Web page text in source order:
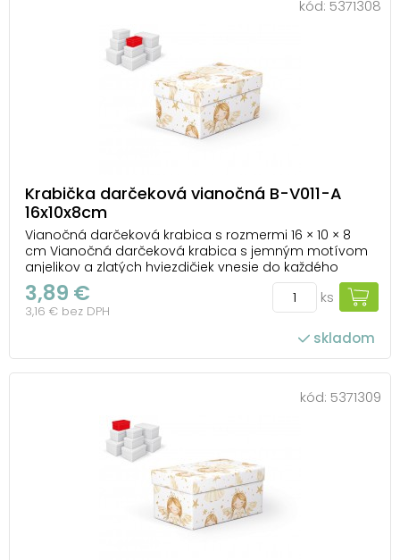
kód: 5371308
Krabička darčeková vianočná B-V011-A
16x10x8cm
Vianočná darčeková krabica s rozmermi 16 × 10 × 8
cm Vianočná darčeková krabica s jemným motívom
anjelikov a zlatých hviezdičiek vnesie do každého
balenia kúzelnú sviatočnú atmosféru. Vďaka pevnému
prevedeniu sa do nej ľahko ukryjú drobné darčeky,
ktoré si zaslúžia výnimočnú prezentáciu. Krabi...
3,89 €
3,16 € bez DPH
ks
skladom
kód: 5371309